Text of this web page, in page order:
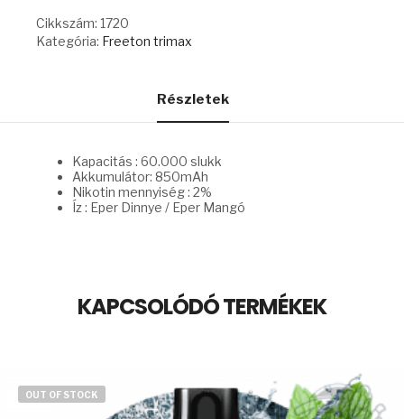
WATERMELON
/
STRAWBERRY
Cikkszám: 1720
Kategória: Freeton trimax
Részletek
Kapacitás : 60.000 slukk
Akkumulátor: 850mAh
Nikotin mennyiség : 2%
Íz : Eper Dinnye / Eper Mangó
KAPCSOLÓDÓ TERMÉKEK
OUT OF STOCK